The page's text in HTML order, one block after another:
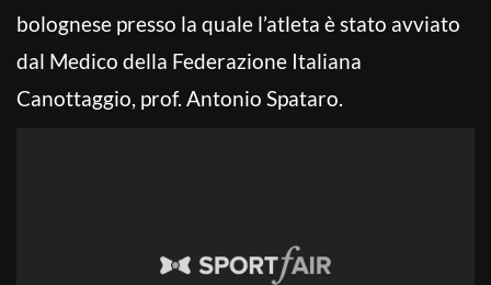
bolognese presso la quale l’atleta è stato avviato
dal Medico della Federazione Italiana
Canottaggio, prof. Antonio Spataro.